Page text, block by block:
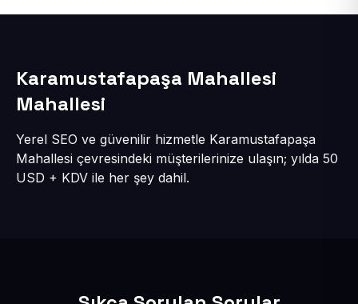
Karamustafapaşa Mahallesi
Mahallesi
Yerel SEO ve güvenilir hizmetle Karamustafapaşa
Mahallesi çevresindeki müşterilerinize ulaşın; yılda 50
USD + KDV ile her şey dahil.